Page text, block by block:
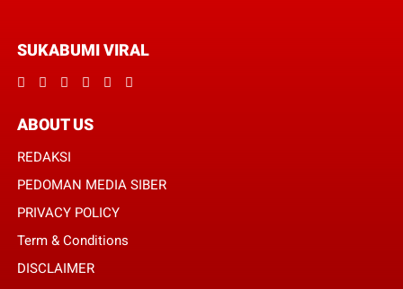
SUKABUMI VIRAL
ABOUT US
REDAKSI
PEDOMAN MEDIA SIBER
PRIVACY POLICY
Term & Conditions
DISCLAIMER